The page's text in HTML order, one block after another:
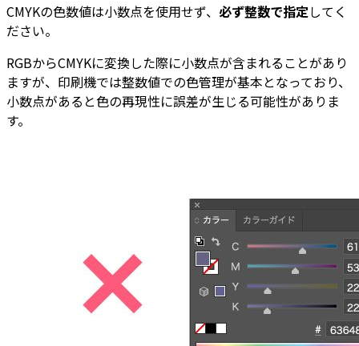
CMYKの色数値は小数点を使用せず、 必ず整数で指定してく
ださい。
RGBからCMYKに変換した際に小数点が含まれることがあり
ますが、印刷機では整数値での色管理が基本となっており、
小数点があると色の再現性に誤差が生じる可能性がありま
す。